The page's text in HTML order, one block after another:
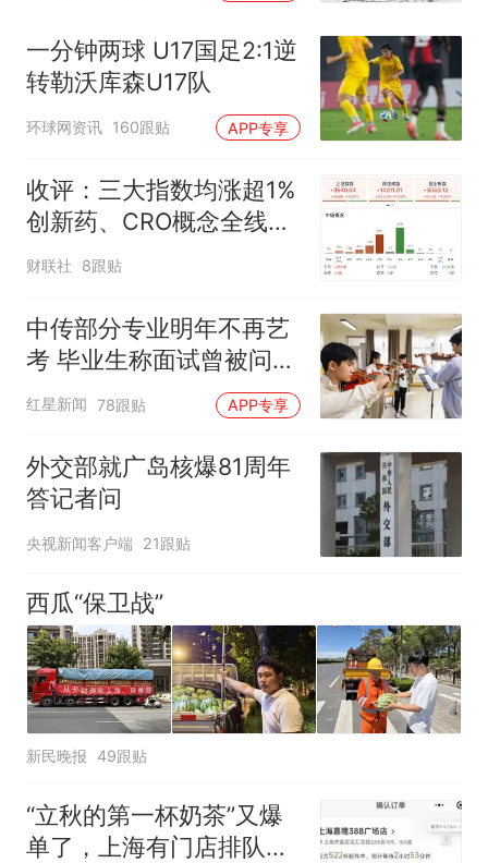
一分钟两球 U17国足2:1逆
转勒沃库森U17队
环球网资讯 160跟贴 APP专享
收评：三大指数均涨超1%
创新药、CRO概念全线走
强
财联社 8跟贴
中传部分专业明年不再艺
考 毕业生称面试曾被问
“如何策划晚会” 专家：遏
制“艺考捷径化”
红星新闻 78跟贴 APP专享
外交部就广岛核爆81周年
答记者问
央视新闻客户端 21跟贴
西瓜“保卫战”
新民晚报 49跟贴
“立秋的第一杯奶茶”又爆
单了，上海有门店排队超